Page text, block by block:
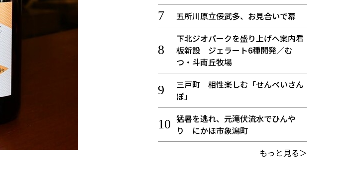
五所川原立佞武多、お見合いで幕
下北ジオパークを盛り上げへ案内看
板新設 ジェラート6種開発／む
つ・斗南丘牧場
三戸町 相性楽しむ「せんべいさん
ぽ」
猛暑を逃れ、元滝伏流水でひんや
り にかほ市象潟町
もっと見る＞